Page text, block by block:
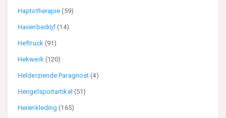
Haptotherapie(59)
Havenbedrijf(14)
Heftruck (91)
Hekwerk (120)
Helderziende Paragnost(4)
Hengelsportartikel (51)
Herenkleding(165)